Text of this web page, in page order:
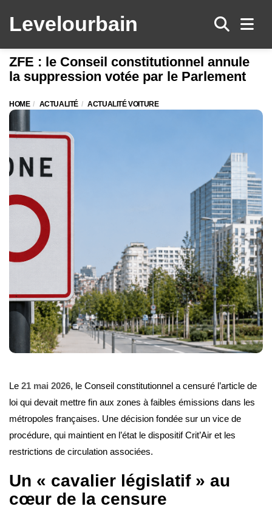
Levelourbain
ZFE : le Conseil constitutionnel annule
la suppression votée par le Parlement
HOME ACTUALITÉ ACTUALITÉ VOITURE
Le 21 mai 2026, le Conseil constitutionnel a censuré l’article de
loi qui devait mettre fin aux zones à faibles émissions dans les
métropoles françaises. Une décision fondée sur un vice de
procédure, qui maintient en l’état le dispositif Crit’Air et les
restrictions de circulation associées.
Un « cavalier législatif » au
cœur de la censure